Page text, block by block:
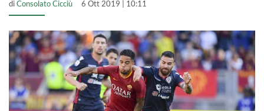
diConsolato Cicciù 6 Ott 2019 | 10:11